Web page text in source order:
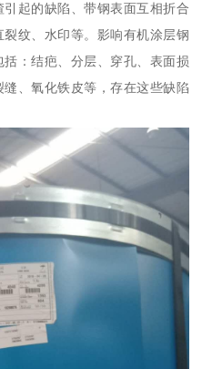
起的缺陷、带钢表面互相折合
纹、水印等。影响有机涂层钢
：结疤、分层、穿孔、表面损
、氧化铁皮等，存在这些缺陷